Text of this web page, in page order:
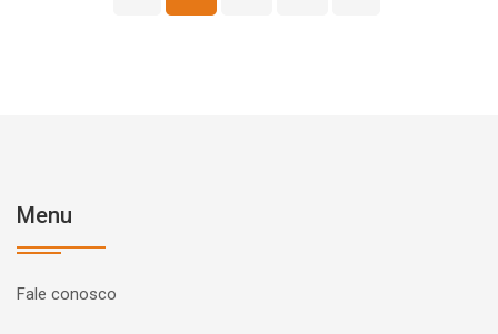
Menu
Fale conosco